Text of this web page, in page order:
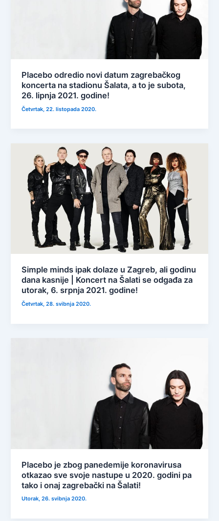
Placebo odredio novi datum zagrebačkog
koncerta na stadionu Šalata, a to je subota,
26. lipnja 2021. godine!
Četvrtak, 22. listopada 2020.
Simple minds ipak dolaze u Zagreb, ali godinu
dana kasnije | Koncert na Šalati se odgađa za
utorak, 6. srpnja 2021. godine!
Četvrtak, 28. svibnja 2020.
Placebo je zbog panedemije koronavirusa
otkazao sve svoje nastupe u 2020. godini pa
tako i onaj zagrebački na Šalati!
Utorak, 26. svibnja 2020.